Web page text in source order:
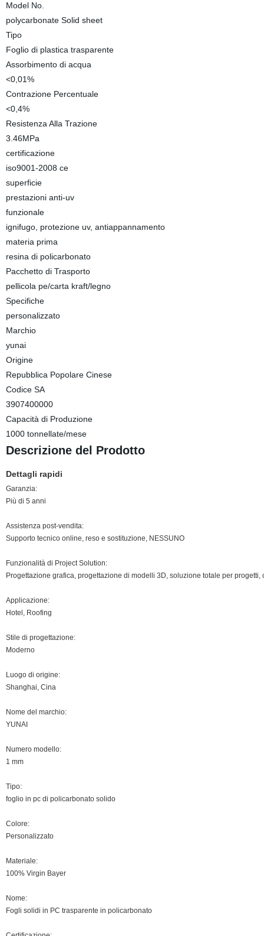
Model No.
polycarbonate Solid sheet
Tipo
Foglio di plastica trasparente
Assorbimento di acqua
<0,01%
Contrazione Percentuale
<0,4%
Resistenza Alla Trazione
3.46MPa
certificazione
iso9001-2008 ce
superficie
prestazioni anti-uv
funzionale
ignifugo, protezione uv, antiappannamento
materia prima
resina di policarbonato
Pacchetto di Trasporto
pellicola pe/carta kraft/legno
Specifiche
personalizzato
Marchio
yunai
Origine
Repubblica Popolare Cinese
Codice SA
3907400000
Capacità di Produzione
1000 tonnellate/mese
Descrizione del Prodotto
Dettagli rapidi
Garanzia:
Più di 5 anni
Assistenza post-vendita:
Supporto tecnico online, reso e sostituzione, NESSUNO
Funzionalità di Project Solution:
Progettazione grafica, progettazione di modelli 3D, soluzione totale per
Applicazione:
Hotel, Roofing
Stile di progettazione:
Moderno
Luogo di origine:
Shanghai, Cina
Nome del marchio:
YUNAI
Numero modello:
1 mm
Tipo:
foglio in pc di policarbonato solido
Colore:
Personalizzato
Materiale:
100% Virgin Bayer
Nome:
Fogli solidi in PC trasparente in policarbonato